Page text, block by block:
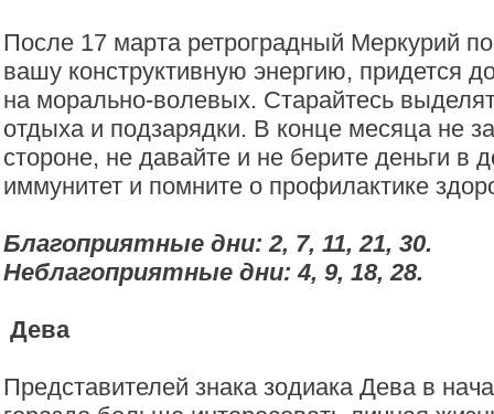
После 17 марта ретроградный Меркурий
вашу конструктивную энергию, придется
на морально-волевых. Старайтесь
отдыха и подзарядки. В конце месяца не
стороне, не давайте и не берите деньги в
иммунитет и помните о профилактике
Благоприятные дни: 2, 7, 11, 21, 30.
Неблагоприятные дни: 4, 9, 18, 28.
Дева
Представителей знака зодиака Дева в